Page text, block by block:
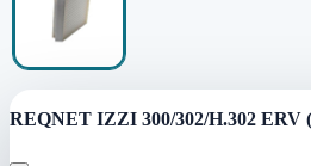
REQNET IZZI 300/302/H.302